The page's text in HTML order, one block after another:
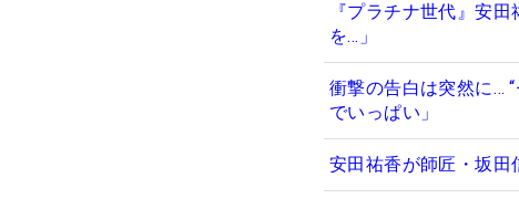
『プラチナ世代』安
を…」
衝撃の告白は突然に…
でいっぱい」
安田祐香が師匠・坂田